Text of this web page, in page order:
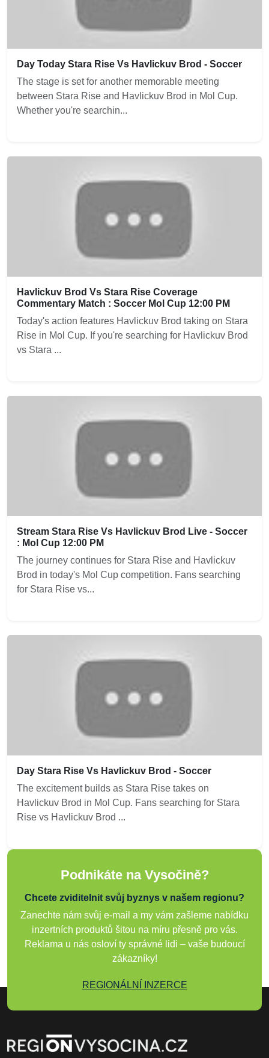
Day Today Stara Rise Vs Havlickuv Brod - Soccer
The stage is set for another memorable meeting
between Stara Rise and Havlickuv Brod in Mol Cup.
Whether you're searchin...
Havlickuv Brod Vs Stara Rise Coverage
Commentary Match : Soccer Mol Cup 12:00 PM
Today's action features Havlickuv Brod taking on Stara
Rise in Mol Cup. If you're searching for Havlickuv Brod
vs Stara ...
Stream Stara Rise Vs Havlickuv Brod Live - Soccer
: Mol Cup 12:00 PM
The journey continues for Stara Rise and Havlickuv
Brod in today's Mol Cup competition. Fans searching
for Stara Rise vs...
Day Stara Rise Vs Havlickuv Brod - Soccer
The excitement builds as Stara Rise takes on
Havlickuv Brod in Mol Cup. Fans searching for Stara
Rise vs Havlickuv Brod ...
Podnikáte na Vysočině?
Chcete zviditelnit svůj byznys v našem regionu?
Zanechte nám svůj e-mail a my vám zašleme nabídku
inzertních produktů šitou na míru přesně pro vás.
Reklama u nás osloví ty správné lidi – vaše budoucí
zákazníky!
REGIONÁLNÍ INZERCE